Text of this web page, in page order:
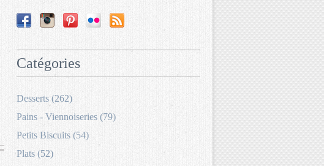
Catégories
Desserts (262)
Pains - Viennoiseries (79)
Petits Biscuits (54)
Plats (52)